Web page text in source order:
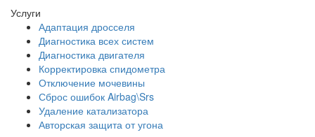
Услуги
Адаптация дросселя
Диагностика всех систем
Диагностика двигателя
Корректировка спидометра
Отключение мочевины
Сброс ошибок Airbag\Srs
Удаление катализатора
Авторская защита от угона